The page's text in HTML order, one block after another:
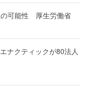
の可能性 厚生労働省
ナクティックが80法人